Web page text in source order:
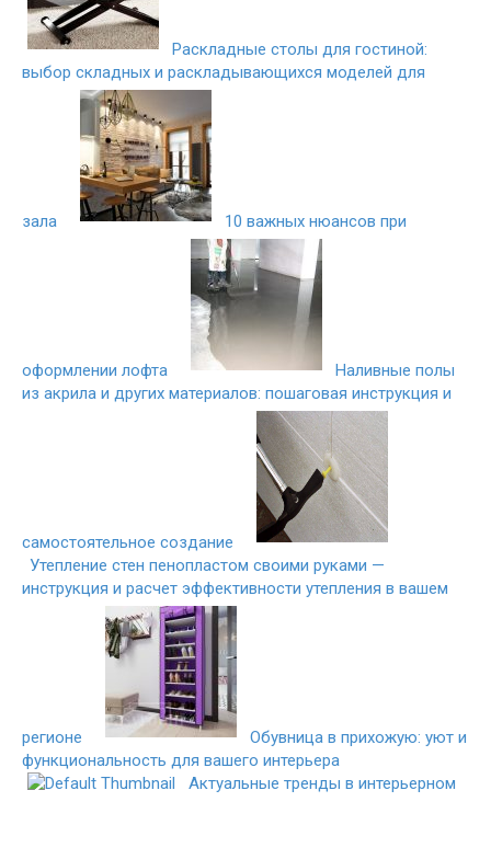
Раскладные столы для гостиной:
выбор складных и раскладывающихся моделей для
зала 10 важных нюансов при
оформлении лофта
Наливные полы
из акрила и других материалов: пошаговая инструкция и
самостоятельное создание
Утепление стен пенопластом своими руками —
инструкция и расчет эффективности утепления в вашем
регионе
Обувница в прихожую: уют и
функциональность для вашего интерьера
Актуальные тренды в интерьерном